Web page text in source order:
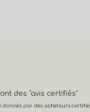
des "avis certifiés"
donnés par des acheteurs